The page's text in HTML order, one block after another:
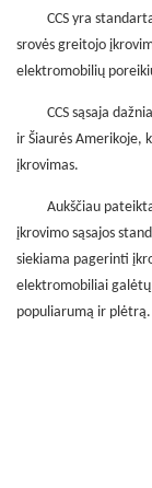
CCS yra
srovės greitojo
elektromobilių
CCS sąsaja
ir Šiaurės Amerikoje,
įkrovimas.
Aukščiau
įkrovimo sąsajos
siekiama pagerinti
elektromobiliai
populiarumą ir plėtrą.